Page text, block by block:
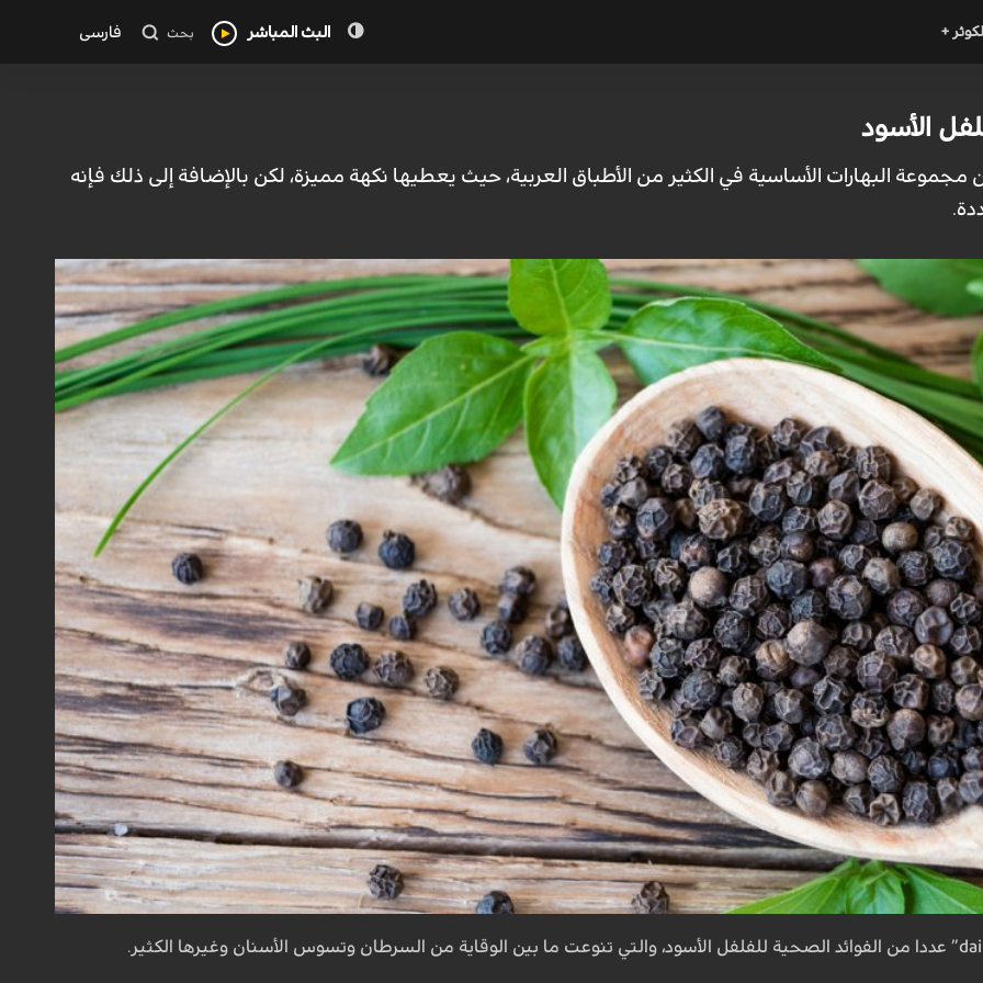
الكوثر + البث المباشر بحث فارسی
الأسود
البهارات الأساسية في الكثير من الأطباق العربية، حيث يعطيها نكهة مميزة، لكن بالإضافة إلى ذلك فإنه